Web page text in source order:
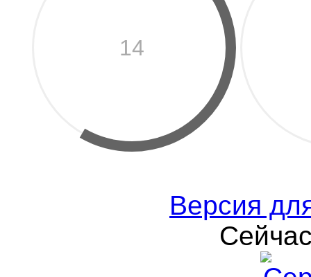
14
Версия